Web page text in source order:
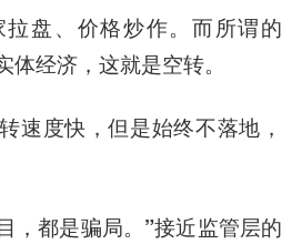
盘、价格炒作。而所谓的
经济，这就是空转。
度快，但是始终不落地，
，都是骗局。”接近监管层的